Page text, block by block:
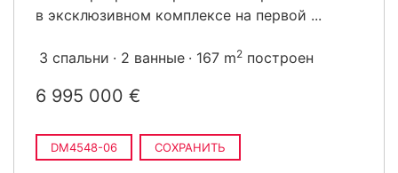
в эксклюзивном комплексе на первой ...
3 спальни 2 ванные 167 m2 построен
6 995 000 €
DM4548-06 СОХРАНИТЬ